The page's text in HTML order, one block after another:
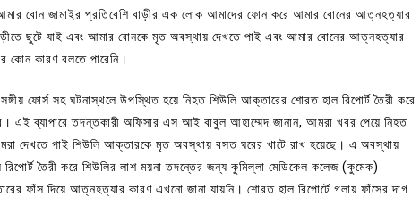
বোন জামাইর প্রতিবেশি বাড়ীর এক লোক আমাদের ফোন করে আমার বোনের আত্নহত্যার
ছুটে যাই এবং আমার বোনকে মৃত অবস্থায় দেখতে পাই এবং আমার বোনের আত্নহত্যার
কোন কারণ বলতে পারেনি।
ফোর্স সহ ঘটনাস্থলে উপস্থিত হয়ে নিহত শিউলি আক্তারের শোরত হাল রিপোর্ট তৈরী করে
এই ব্যাপারে তদন্তকারী অফিসার এস আই বাবুল আহাম্মেদ জানান, আমরা খবর পেয়ে নিহত
দেখতে পাই শিউলি আক্তারকে মৃত অবস্থায় বসত ঘরের খাটে রাখ হয়েছে। এ অবস্থায়
তৈরী করে শিউলির লাশ ময়না তদন্তের জন্য কুমিল্লা মেডিকেল কলেজ (কুমেক)
ফাঁস দিয়ে আত্নহত্যার কারণ এখনো জানা যায়নি। শোরত হাল রিপোর্টে গলায় ফাঁসের দাগ